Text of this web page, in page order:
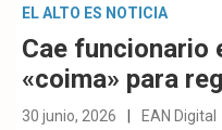
EL ALTO ES NOTICIA
Cae funcionario
«coima» para
30 junio, 2026 EAN Digital